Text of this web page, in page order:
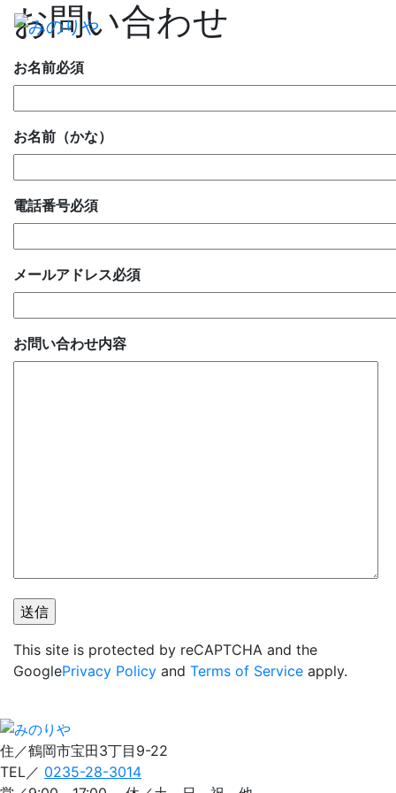
お問い合わせ
お名前必須
お名前（かな）
電話番号必須
メールアドレス必須
お問い合わせ内容
This site is protected by reCAPTCHA and the
GooglePrivacy Policy and Terms of Service apply.
住／鶴岡市宝田3丁目9-22
TEL／ 0235-28-3014